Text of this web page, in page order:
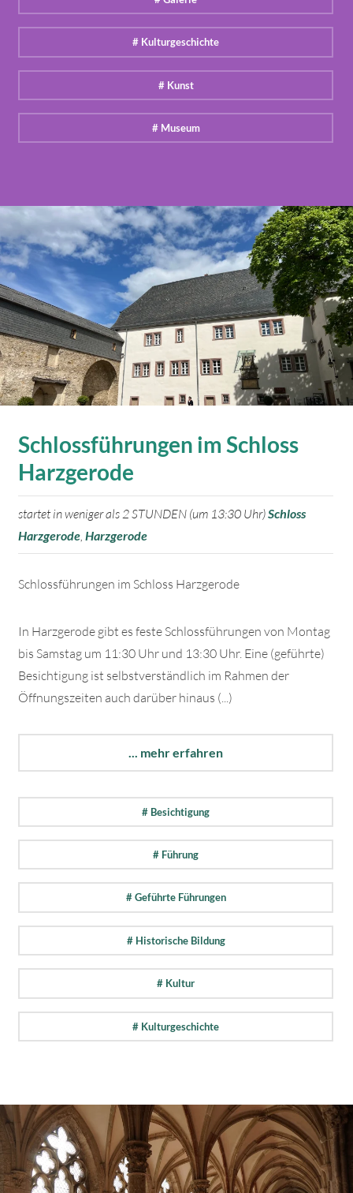
# Kulturgeschichte
# Kunst
# Museum
Schlossführungen im Schloss
Harzgerode
startet in weniger als 2 STUNDEN (um 13:30 Uhr)Schloss
Harzgerode Harzgerode
Schlossführungen im Schloss Harzgerode
In Harzgerode gibt es feste Schlossführungen von Montag
bis Samstag um 11:30 Uhr und 13:30 Uhr. Eine (geführte)
Besichtigung ist selbstverständlich im Rahmen der
Öffnungszeiten auch darüber hinaus (...)
... mehr erfahren
# Besichtigung
# Führung
# Geführte Führungen
# Historische Bildung
# Kultur
# Kulturgeschichte